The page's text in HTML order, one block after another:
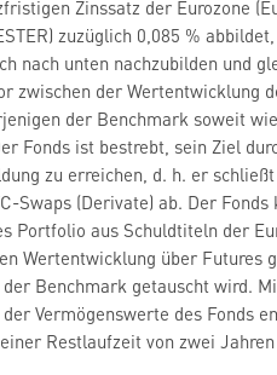
Zinssatz der Eurozone
zuzüglich 0,085 %
nach unten nachzubilden und
zwischen der Wertentwicklung
der Benchmark soweit
Fonds ist bestrebt, sein Ziel
zu erreichen, d. h. er
Swaps (Derivate) ab. Der Fonds
Portfolio aus Schuldtiteln der
Wertentwicklung über Futures
Benchmark getauscht wird.
Vermögenswerte des Fonds
Restlaufzeit von zwei